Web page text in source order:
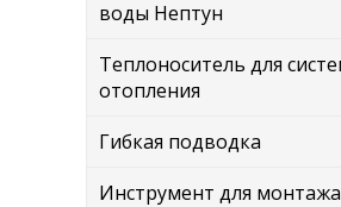
воды Нептун
Теплоноситель для
отопления
Гибкая подводка
Инструмент для монтажа